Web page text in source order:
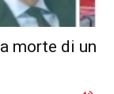
morte di un